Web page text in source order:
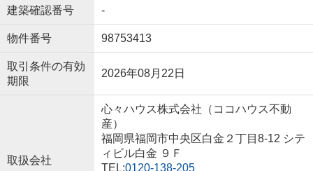
建築確認番号 -
物件番号 98753413
取引条件の有効
期限
2026年08月22日
取扱会社
心々ハウス株式会社（ココハウス不動
産）
福岡県福岡市中央区白金２丁目8-12 シテ
ィビル白金 ９Ｆ
TEL:0120-138-205